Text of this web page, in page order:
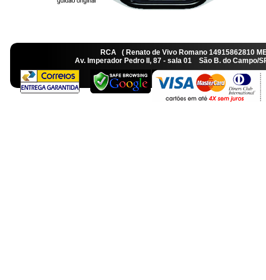
RCA ( Renato de Vivo Romano
Av. Imperador Pedro II, 87 - sala 01 São B. do